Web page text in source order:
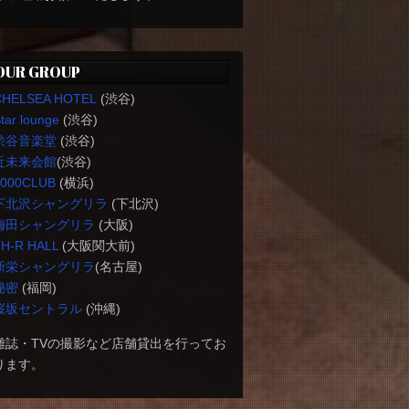
GROUP
HOTEL
(渋谷)
lounge(渋谷)
谷音楽堂(渋谷)
未来会館(渋谷)
(横浜)
北沢シャングリラ (下北沢)
田シャングリラ (大阪)
R HALL (大阪関大前)
栄シャングリラ(名古屋)
密(福岡)
坂セントラル(沖縄)
誌・TVの撮影など店舗貸出を行ってお
ます。